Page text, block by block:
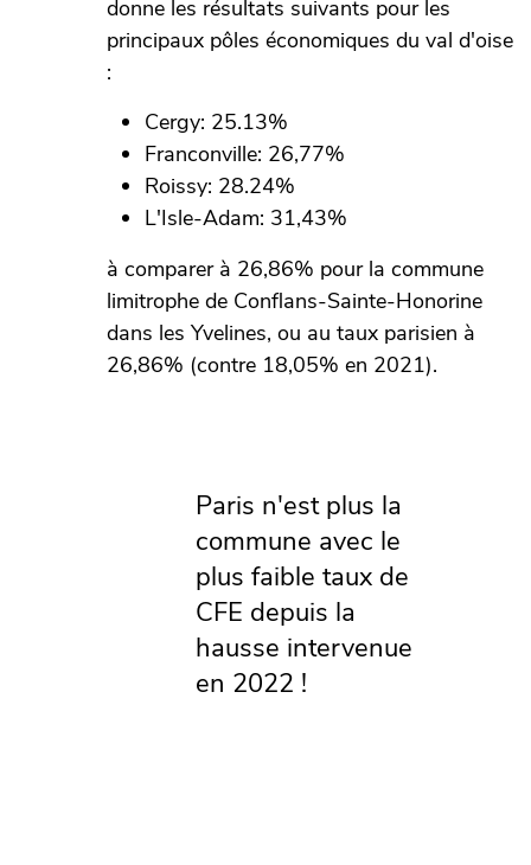
donne les résultats suivants pour les
principaux pôles économiques du val d'oise
:
Cergy: 25.13%
Franconville: 26,77%
Roissy: 28.24%
L'Isle-Adam: 31,43%
à comparer à 26,86% pour la commune
limitrophe de Conflans-Sainte-Honorine
dans les Yvelines, ou au taux parisien à
26,86% (contre 18,05% en 2021).
Paris n'est plus la
commune avec le
plus faible taux de
CFE depuis la
hausse intervenue
en 2022 !